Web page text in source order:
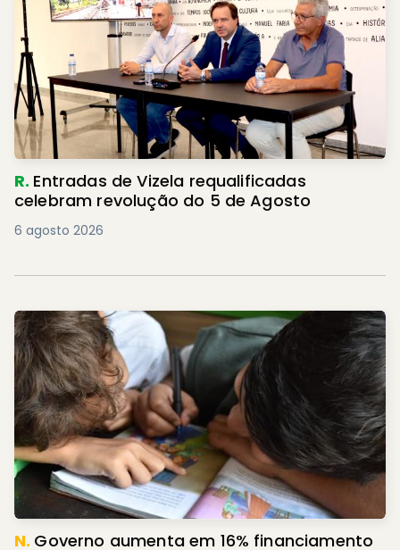
R. Entradas de Vizela requalificadas
celebram revolução do 5 de Agosto
6 agosto 2026
N. Governo aumenta em 16% financiamento